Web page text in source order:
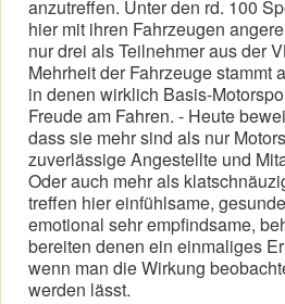
anzutreffen. Unter den rd. 100
hier mit ihren Fahrzeugen
nur drei als Teilnehmer aus der
Mehrheit der Fahrzeuge stammt
in denen wirklich Basis-
Freude am Fahren. - Heute
dass sie mehr sind als nur
zuverlässige Angestellte und
Oder auch mehr als
treffen hier einfühlsame,
emotional sehr empfindsame,
bereiten denen ein einmaliges
wenn man die Wirkung
werden lässt.